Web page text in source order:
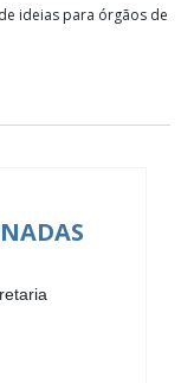
ideias para órgãos de